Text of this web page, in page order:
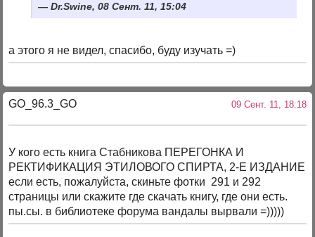
Dr.Swine, 08 Сент. 11, 15:04
а этого я не видел, спасибо, буду изучать =)
GO_96.3_GO 09 Сент. 11, 18:18
У кого есть книга Стабникова ПЕРЕГОНКА И
РЕКТИФИКАЦИЯ ЭТИЛОВОГО СПИРТА, 2-Е ИЗДАНИЕ
если есть, пожалуйста, скиньте фотки 291 и 292
страницы или скажите где скачать книгу, где они есть.
пы.сы. в библиотеке форума вандалы вырвали =)))))